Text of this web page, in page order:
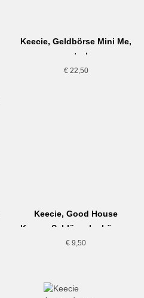
Keecie, Geldbörse Mini Me,
petrol
€22,50
Keecie, Good House
Keeper Schlüsselanhänger,
gold
€ 9,50